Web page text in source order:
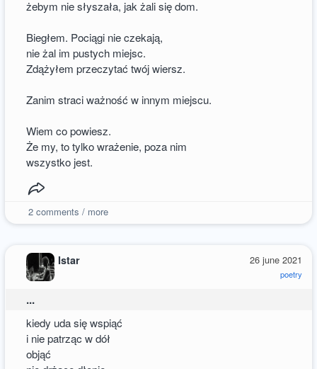
żebym nie słyszała, jak żali się dom.
Biegłem. Pociągi nie czekają,
nie żal im pustych miejsc.
Zdążyłem przeczytać twój wiersz.
Zanim straci ważność w innym miejscu.
Wiem co powiesz.
Że my, to tylko wrażenie, poza nim
wszystko jest.
2comments / more
26 june 2021
poetry
Istar
...
kiedy uda się wspiąć
i nie patrząc w dół
objąć